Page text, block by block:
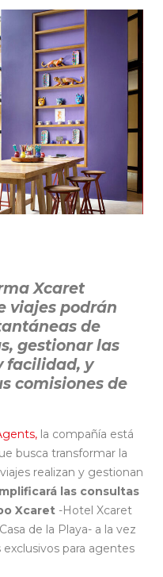
Xcaret
viajes podrán
de
gestionar las
facilidad, y
comisiones de
la compañía está
busca transformar la
realizan y gestionan
las consultas
Xcaret -Hotel Xcaret
de la Playa- a la vez
para agentes